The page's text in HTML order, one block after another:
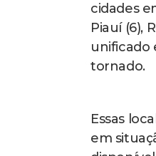
cidades
Piauí (6),
unificado
tornado.
Essas
em